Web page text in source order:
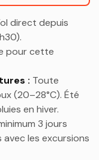
direct depuis
pour cette
: Toute
(20–28°C). Été
en hiver.
3 jours
avec les excursions